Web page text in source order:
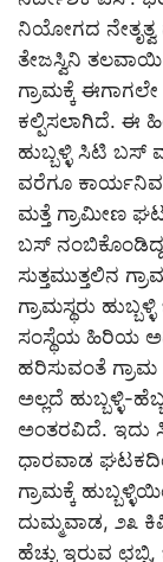
ನಿಯೋಗದ ನೇತೃತ್ವ
ತೇಜಸ್ವಿನಿ
ಗ್ರಾಮಕ್ಕೆ
ಕಲ್ಪಿಸಲಾಗಿದೆ. ಈ
ಹುಬ್ಬಳ್ಳಿ ಸಿಟಿ ಬಸ್
ವರೆಗೂ
ಮತ್ತೆ ಗ್ರಾಮೀಣ
ಬಸ್
ಸುತ್ತಮುತ್ತಲಿನ
ಗ್ರಾಮಸ್ಥರು
ಸಂಸ್ಥೆಯ ಹಿರಿಯ
ಹರಿಸುವಂತೆ ಗ್ರಾಮ
ಅಲ್ಲದೆ ಹುಬ್ಬಳ್ಳಿ-
ಅಂತರವಿದೆ. ಇದು
ಧಾರವಾಡ
ಗ್ರಾಮಕ್ಕೆ
ದುಮ್ಮವಾಡ, ೨೩
ಹೆಚ್ಚು ಇರುವ